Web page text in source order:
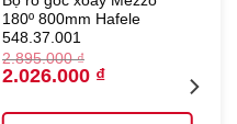
180º 800mm Hafele
548.37.001
2.895.000₫
Original
price
2.895.000 ₫.
2.026.000 ₫Current
price
2.026.000 ₫.